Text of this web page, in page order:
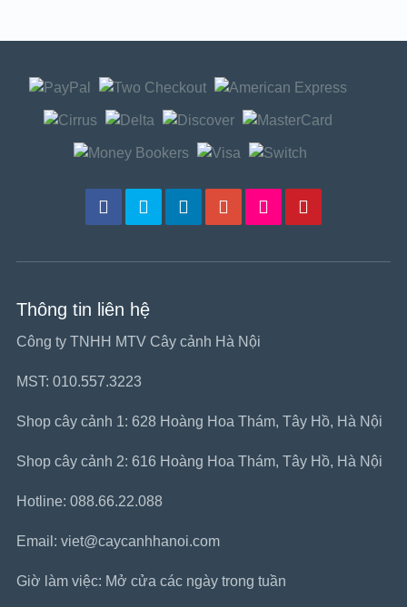
Thông tin liên hệ
Công ty TNHH MTV Cây cảnh Hà Nội
MST: 010.557.3223
Shop cây cảnh 1: 628 Hoàng Hoa Thám, Tây Hồ, Hà Nội
Shop cây cảnh 2: 616 Hoàng Hoa Thám, Tây Hồ, Hà Nội
Hotline: 088.66.22.088
Email: viet@caycanhhanoi.com
Giờ làm việc: Mở cửa các ngày trong tuần